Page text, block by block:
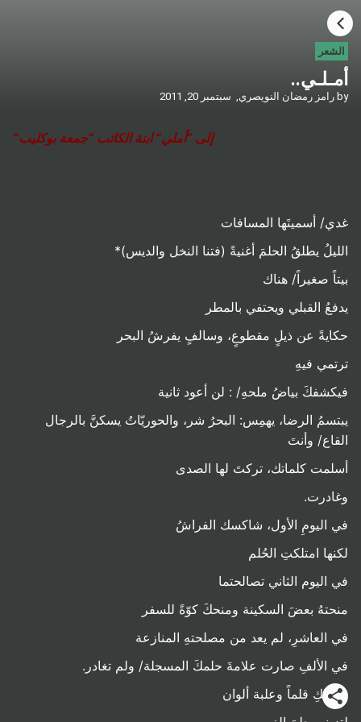
الشعر
أمـلـي..
by رامز رمضان النويصري, سبتمبر 20, 2011
إلى “أملي” ابنة الكاتب “جمعة بوكليب”
غدي/ أسميتَها المسافات
الليلُ يطلقُ الحلمَ أغنيةً (فتنا النخل والديس)*
بيتاً صغيراً/ هناك
يدفعُ القبلي ويحتفي بالمطر
حكايةً عن ذيلٍ مقطوعٍ، وسالفٍ يفرشُ البحر
ترتمي فيهِ
فيكشفكَ بياضُ ملحهِ/ : لن أعود ثانية
يبتسمُ الرضا، يهمِس: البحرُ شر، والحوريّاتُ يسكنَّ بالرجال
القاع/ وأنتَ
أسلمت كلماتك، تركتَ لها الصدى
وغادرت.
في اليومِ الأول، شاكسك الفراشُ
لكنها امتلكتِ الحُلم
في اليوم الثاني تصالحتما
منحتهُ بعضَ السكينة ومنحكَ كوّةً للسفر
في العاشرِ، لم يعد من مصلحتهِ المنازعة
في الألفِ صارت علامةَ حلمكَ المسجلة/ ولم تغادر.
سأهبُكِ قلماً وعلبة ألوان
HOME
CATEGORIES